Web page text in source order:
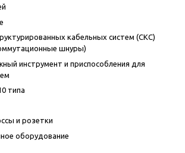
кабельных систем (СКС)
шнуры)
инструмент и приспособления для
типа
и розетки
оборудование